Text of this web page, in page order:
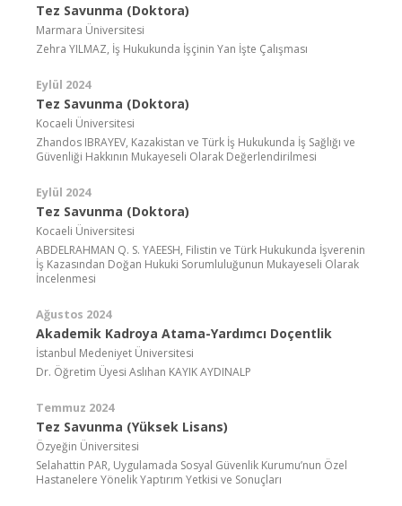
Tez Savunma (Doktora)
Marmara Üniversitesi
Zehra YILMAZ, İş Hukukunda İşçinin Yan İşte Çalışması
Eylül 2024
Tez Savunma (Doktora)
Kocaeli Üniversitesi
Zhandos IBRAYEV, Kazakistan ve Türk İş Hukukunda İş Sağlığı ve
Güvenliği Hakkının Mukayeseli Olarak Değerlendirilmesi
Eylül 2024
Tez Savunma (Doktora)
Kocaeli Üniversitesi
ABDELRAHMAN Q. S. YAEESH, Filistin ve Türk Hukukunda İşverenin
İş Kazasından Doğan Hukuki Sorumluluğunun Mukayeseli Olarak
İncelenmesi
Ağustos 2024
Akademik Kadroya Atama-Yardımcı Doçentlik
İstanbul Medeniyet Üniversitesi
Dr. Öğretim Üyesi Aslıhan KAYIK AYDINALP
Temmuz 2024
Tez Savunma (Yüksek Lisans)
Özyeğin Üniversitesi
Selahattin PAR, Uygulamada Sosyal Güvenlik Kurumu’nun Özel
Hastanelere Yönelik Yaptırım Yetkisi ve Sonuçları